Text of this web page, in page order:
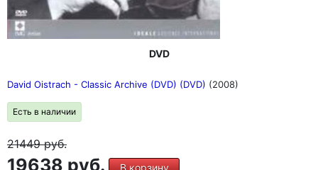
DVD
David Oistrach - Classic Archive (DVD) (DVD) (2008)
Есть в наличии
21449руб.
19638 руб.